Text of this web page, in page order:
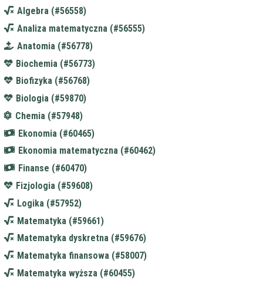
Algebra (#56558)
Analiza matematyczna (#56555)
Anatomia (#56778)
Biochemia (#56773)
Biofizyka (#56768)
Biologia (#59870)
Chemia (#57948)
Ekonomia (#60465)
Ekonomia matematyczna (#60462)
Finanse (#60470)
Fizjologia (#59608)
Logika (#57952)
Matematyka (#59661)
Matematyka dyskretna (#59676)
Matematyka finansowa (#58007)
Matematyka wyższa (#60455)